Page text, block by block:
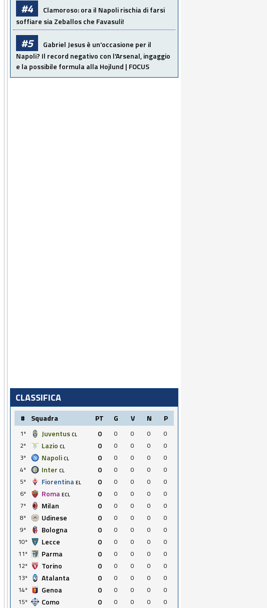
#4
Clamoroso: ora il Napoli rischia di farsi
soffiare sia Zeballos che Favasuli!
#5
Gabriel Jesus è un'occasione per il
Napoli? Il record negativo con l'Arsenal, ingaggio
e la possibile formula alla Hojlund | FOCUS
CLASSIFICA
# Squadra PT G V N P
1º Juventus CL 0 0 0 0
0
2º
Lazio CL 0 0 0 0
0
3º
Napoli CL 0 0 0 0
0
4º
Inter CL 0 0 0 0
0
5º
Fiorentina EL 0 0 0 0
0
6º
Roma ECL 0 0 0 0
0
7º
Milan 0 0 0 0
0
8º
Udinese 0 0 0 0
0
9º
Bologna 0 0 0 0
0
10º
Lecce 0 0 0 0
0
11º
Parma 0 0 0 0
0
12º
Torino 0 0 0 0
0
13º
Atalanta 0 0 0 0
0
14º
Genoa 0 0 0 0
0
15º
Como 0 0 0 0 0